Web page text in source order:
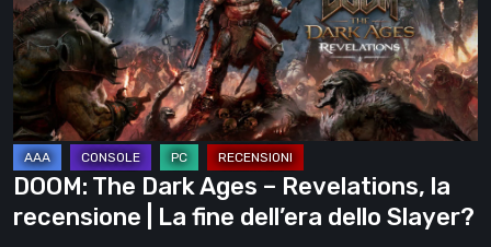
–
Revelations,
la
recensione
|
La
fine
dell’era
DOOM: The Dark Ages – Revelations, la
recensione | La fine dell’era dello Slayer?